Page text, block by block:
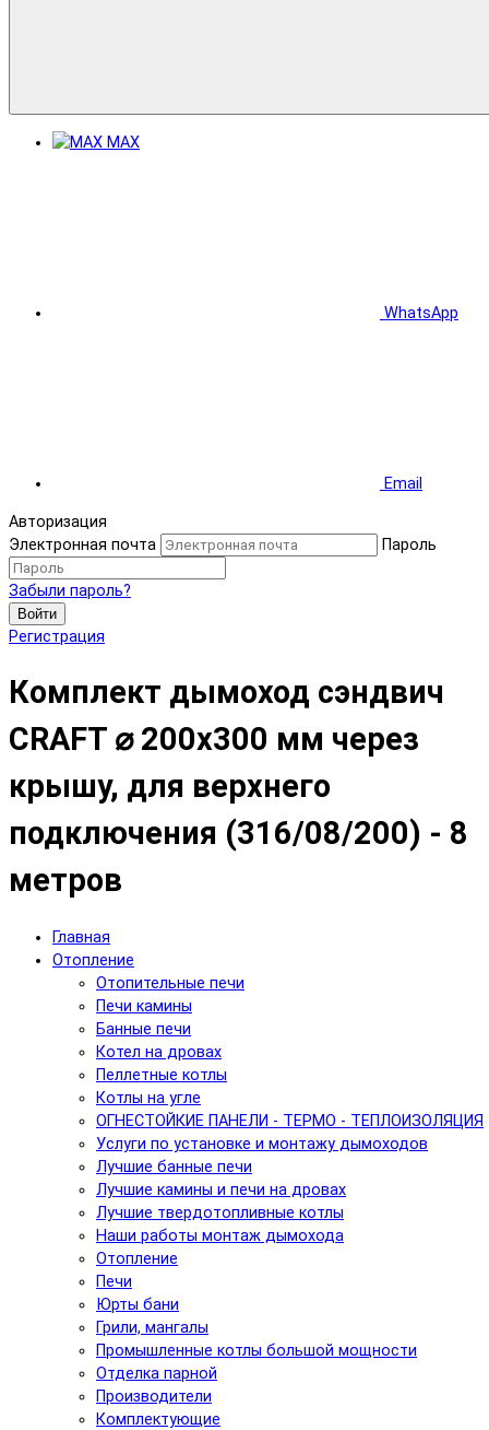
MAX
WhatsApp
Email
Авторизация
Электронная почта
Пароль
Забыли пароль?
Войти
Регистрация
Комплект дымоход сэндвич
CRAFT ⌀ 200х300 мм через
крышу, для верхнего
подключения (316/08/200) - 8
метров
Главная
Отопление
Отопительные печи
Печи камины
Банные печи
Котел на дровах
Пеллетные котлы
Котлы на угле
ОГНЕСТОЙКИЕ ПАНЕЛИ - ТЕРМО - ТЕПЛОИЗОЛЯЦИЯ
Услуги по установке и монтажу дымоходов
Лучшие банные печи
Лучшие камины и печи на дровах
Лучшие твердотопливные котлы
Наши работы монтаж дымохода
Отопление
Печи
Юрты бани
Грили, мангалы
Промышленные котлы большой мощности
Отделка парной
Производители
Комплектующие